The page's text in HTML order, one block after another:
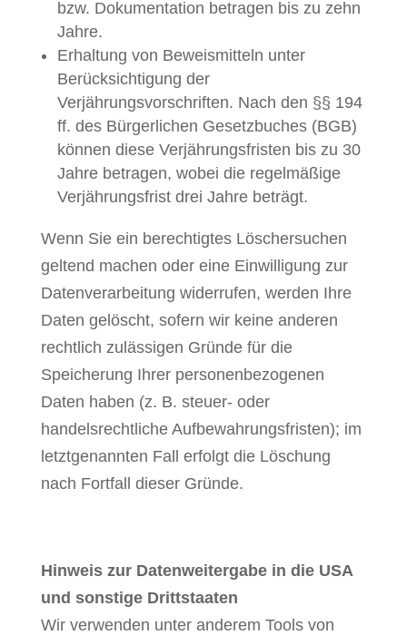
bzw. Dokumentation betragen bis zu zehn
Jahre.
Erhaltung von Beweismitteln unter
Berücksichtigung der
Verjährungsvorschriften. Nach den §§ 194
ff. des Bürgerlichen Gesetzbuches (BGB)
können diese Verjährungsfristen bis zu 30
Jahre betragen, wobei die regelmäßige
Verjährungsfrist drei Jahre beträgt.
Wenn Sie ein berechtigtes Löschersuchen
geltend machen oder eine Einwilligung zur
Datenverarbeitung widerrufen, werden Ihre
Daten gelöscht, sofern wir keine anderen
rechtlich zulässigen Gründe für die
Speicherung Ihrer personenbezogenen
Daten haben (z. B. steuer- oder
handelsrechtliche Aufbewahrungsfristen); im
letztgenannten Fall erfolgt die Löschung
nach Fortfall dieser Gründe.
Hinweis zur Datenweitergabe in die USA
und sonstige Drittstaaten
Wir verwenden unter anderem Tools von